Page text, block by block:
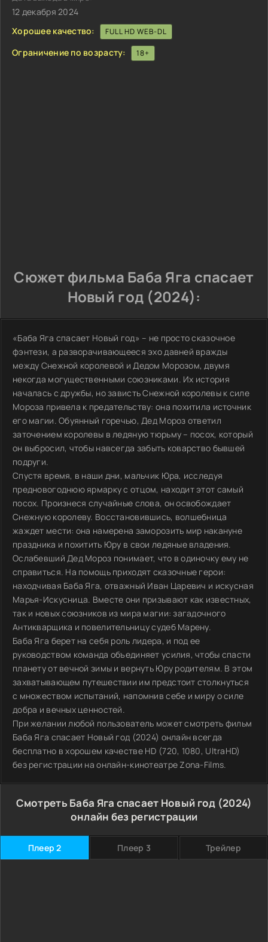
12 декабря 2024
Хорошее качество:
FULL HD WEB-DL
Ограничение по возрасту: 18+
Сюжет фильма Баба Яга спасает
Новый год (2024):
«Баба Яга спасает Новый год» – не просто сказочное
фэнтези, а разворачивающееся эхо давней вражды
между Снежной королевой и Дедом Морозом, двумя
некогда могущественными союзниками. Их история
началась с дружбы, но зависть Снежной королевы к силе
Мороза привела к предательству: она похитила источник
его магии. Обуянный горечью, Дед Мороз ответил
заточением королевы в ледяную тюрьму – посох, который
он выбросил, чтобы навсегда забыть коварство бывшей
подруги.
Спустя время, в наши дни, мальчик Юра, исследуя
предновогоднюю ярмарку с отцом, находит этот самый
посох. Произнеся случайные слова, он освобождает
Снежную королеву. Восстановившись, волшебница
жаждет мести: она намерена заморозить мир накануне
праздника и похитить Юру в свои ледяные владения.
Ослабевший Дед Мороз понимает, что в одиночку ему не
справиться. На помощь приходят сказочные герои:
находчивая Баба Яга, отважный Иван Царевич и искусная
Марья-Искусница. Вместе они призывают как известных,
так и новых союзников из мира магии: загадочного
Антикварщика и повелительницу судеб Марену.
Баба Яга берет на себя роль лидера, и под ее
руководством команда объединяет усилия, чтобы спасти
планету от вечной зимы и вернуть Юру родителям. В этом
захватывающем путешествии им предстоит столкнуться
с множеством испытаний, напомнив себе и миру о силе
добра и вечных ценностей.
При желании любой пользователь может смотреть фильм
Баба Яга спасает Новый год (2024) онлайн всегда
бесплатно в хорошем качестве HD (720, 1080, UltraHD)
без регистрации на онлайн-кинотеатре Zona-Films.
Смотреть Баба Яга спасает Новый год (2024)
онлайн без регистрации
Плеер 2 Плеер 3 Трейлер